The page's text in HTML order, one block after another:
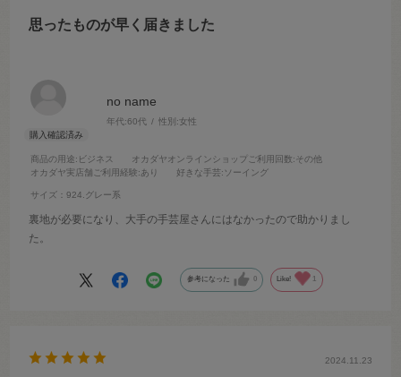
no name
年代:60代 性別:女性
商品の用途:ビジネス オカダヤオンラインショップご利用回数:その他
オカダヤ実店舗ご利用経験:あり 好きな手芸:ソーイング
サイズ：924.グレー系
思ったものが早く届きました
裏地が必要になり、大手の手芸屋さんにはなかったので助かりまし
た。
参考になった 0 Like! 1
2024.11.23